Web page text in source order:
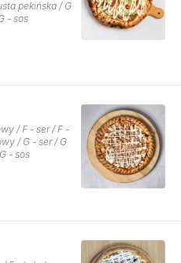
pekińska / G
- sos
/ F - ser / F -
/ G - ser / G
- sos